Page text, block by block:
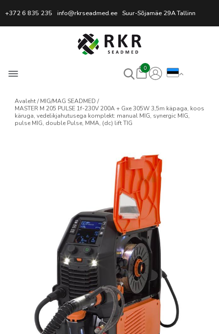
Professionaalne
+372 6 835 235 info@rkrseadmed.ee Suur-Sõjamäe 29A Tallinn
0
Avaleht
MIG/MAG SEADMED
MASTER M 205 PULSE 1f-230V 200A + Gxe 305W 3,5m käpaga, koos
käruga, vedelikjahutusega komplekt: manual MIG, synergic MIG,
pulse MIG, double Pulse, MMA, (dc) lift TIG